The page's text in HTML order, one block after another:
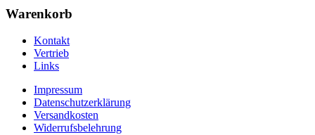
Warenkorb
Kontakt
Vertrieb
Links
Impressum
Datenschutzerklärung
Versandkosten
Widerrufsbelehrung